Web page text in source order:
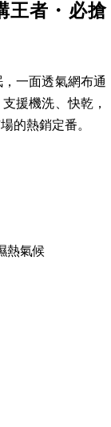
王者・必搶
一面透氣網布通
援機洗、快乾，
的熱銷定番。
熱氣候